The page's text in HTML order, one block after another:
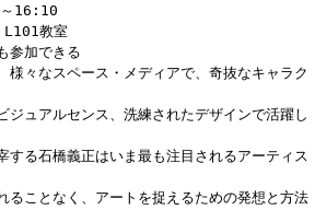
～16:10
L101教室
参加できる
様々なスペース・メディアで、奇抜なキャラク
ジュアルセンス、洗練されたデザインで活躍し
する石橋義正はいま最も注目されるアーティス
ることなく、アートを捉えるための発想と方法